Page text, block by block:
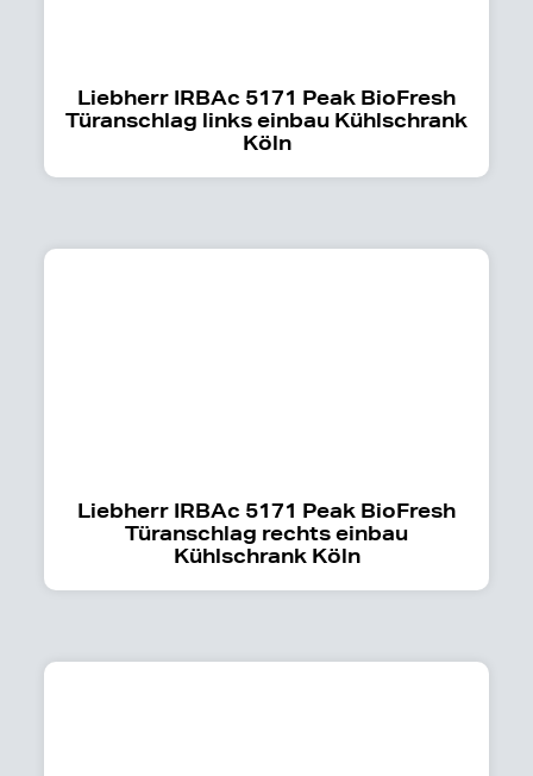
Liebherr IRBAc 5171 Peak BioFresh
Türanschlag links einbau Kühlschrank
Köln
Liebherr IRBAc 5171 Peak BioFresh
Türanschlag rechts einbau
Kühlschrank Köln